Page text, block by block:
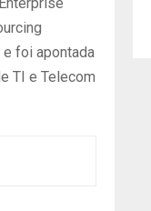
foi apontada
TI e Telecom